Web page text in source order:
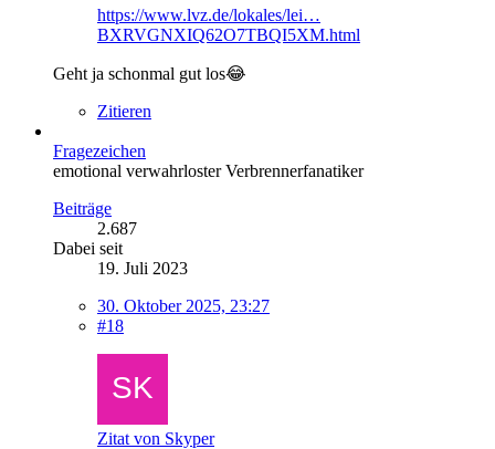
https://www.lvz.de/lokales/lei…
BXRVGNXIQ62O7TBQI5XM.html
Geht ja schonmal gut los😂
Zitieren
Fragezeichen
emotional verwahrloster Verbrennerfanatiker
Beiträge
2.687
Dabei seit
19. Juli 2023
30. Oktober 2025, 23:27
#18
Zitat von Skyper